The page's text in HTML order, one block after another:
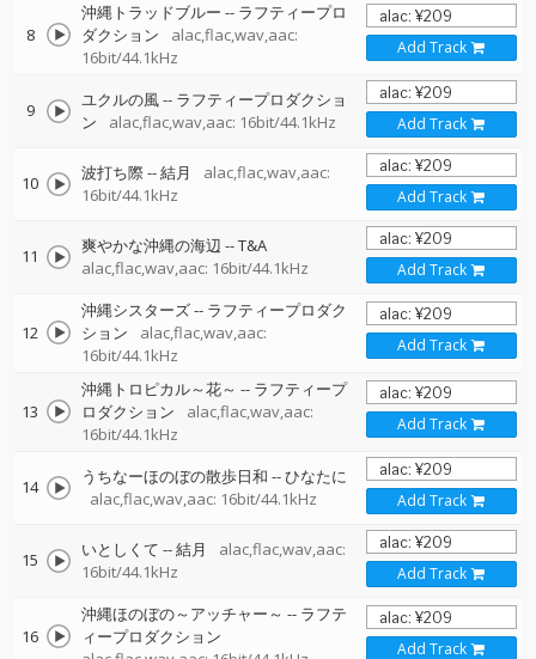
8
沖縄トラッドブルー -- ラフティープロ
ダクション
alac,flac,wav,aac:
16bit/44.1kHz
Add Track
9 ユクルの風-- ラフティープロダクショ
ン
alac,flac,wav,aac: 16bit/44.1kHz Add Track
10 波打ち際--結月
alac,flac,wav,aac:
16bit/44.1kHz
Add Track
11 爽やかな沖縄の海辺 --T&A
alac,flac,wav,aac: 16bit/44.1kHz
Add Track
12
沖縄シスターズ-- ラフティープロダク
ション
alac,flac,wav,aac:
16bit/44.1kHz
Add Track
13
沖縄トロピカル～花～ -- ラフティープ
ロダクション
alac,flac,wav,aac:
16bit/44.1kHz
Add Track
14 うちなーほのぼの散歩日和 --ひなたに
alac,flac,wav,aac: 16bit/44.1kHz
Add Track
15 いとしくて --結月
alac,flac,wav,aac:
16bit/44.1kHz
Add Track
16
沖縄ほのぼの～アッチャー～ -- ラフテ
ィープロダクション
Add Track